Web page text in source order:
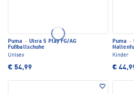
Puma · Ultra 5 Play FG/AG
Fußballschuhe
Unisex
€ 54,99
Puma ·
Kinder
€